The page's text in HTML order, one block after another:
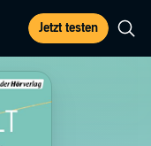
Jetzt testen